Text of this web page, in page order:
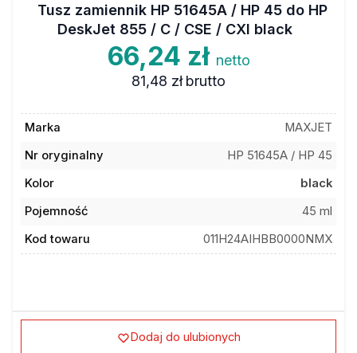
Tusz zamiennik HP 51645A / HP 45 do HP
DeskJet 855 / C / CSE / CXI black
66,24 zł netto
81,48 zł brutto
Marka
MAXJET
Nr oryginalny
HP 51645A / HP 45
Kolor
black
Pojemność
45 ml
Kod towaru
011H24AIHBB0000NMX
Dodaj do ulubionych